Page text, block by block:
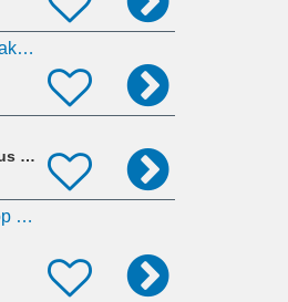
Chemielaborant / CTA / MTLA für Radiopharmaka (m/w/d)
Caritas-Jugendhilfe Gesellschaft mbH - CJG Haus Miriam
Schwimmtrainer / Schwimmlehrer (m/w/d) – Top Vergütung | Alfter